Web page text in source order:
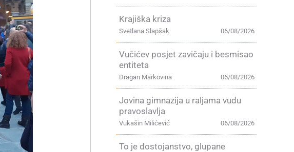
Krajiška kriza
06/08/2026
Svetlana Slapšak
Vučićev posjet zavičaju i besmisao
entiteta
06/08/2026
Dragan Markovina
Jovina gimnazija u raljama vudu
pravoslavlja
06/08/2026
Vukašin Milićević
To je dostojanstvo, glupane